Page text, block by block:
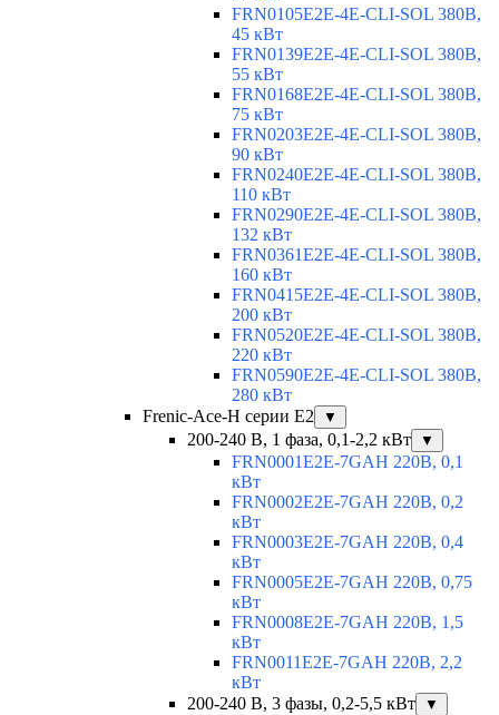
FRN0105E2E-4E-CLI-SOL 380В,
45 кВт
FRN0139E2E-4E-CLI-SOL 380В,
55 кВт
FRN0168E2E-4E-CLI-SOL 380В,
75 кВт
FRN0203E2E-4E-CLI-SOL 380В,
90 кВт
FRN0240E2E-4E-CLI-SOL 380В,
110 кВт
FRN0290E2E-4E-CLI-SOL 380В,
132 кВт
FRN0361E2E-4E-CLI-SOL 380В,
160 кВт
FRN0415E2E-4E-CLI-SOL 380В,
200 кВт
FRN0520E2E-4E-CLI-SOL 380В,
220 кВт
FRN0590E2E-4E-CLI-SOL 380В,
280 кВт
Frenic-Ace-H серии E2
▼
200-240 В, 1 фаза, 0,1-2,2 кВт ▼
FRN0001E2E-7GAH 220В, 0,1
кВт
FRN0002E2E-7GAH 220В, 0,2
кВт
FRN0003E2E-7GAH 220В, 0,4
кВт
FRN0005E2E-7GAH 220В, 0,75
кВт
FRN0008E2E-7GAH 220В, 1,5
кВт
FRN0011E2E-7GAH 220В, 2,2
кВт
200-240 В, 3 фазы, 0,2-5,5 кВт
▼